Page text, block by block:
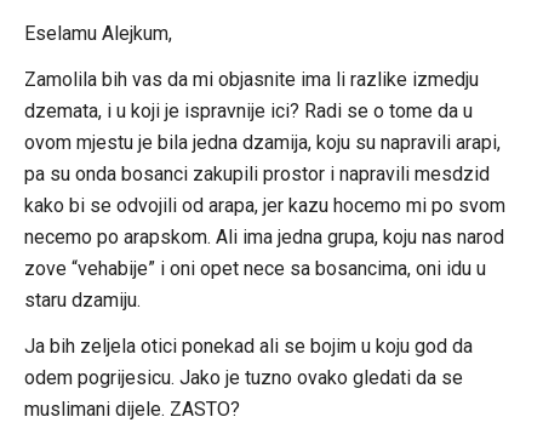
Eselamu Alejkum,
Zamolila bih vas da mi objasnite ima li razlike izmedju
dzemata, i u koji je ispravnije ici? Radi se o tome da u
ovom mjestu je bila jedna dzamija, koju su napravili arapi,
pa su onda bosanci zakupili prostor i napravili mesdzid
kako bi se odvojili od arapa, jer kazu hocemo mi po svom
necemo po arapskom. Ali ima jedna grupa, koju nas narod
zove “vehabije” i oni opet nece sa bosancima, oni idu u
staru dzamiju.
Ja bih zeljela otici ponekad ali se bojim u koju god da
odem pogrijesicu. Jako je tuzno ovako gledati da se
muslimani dijele. ZASTO?